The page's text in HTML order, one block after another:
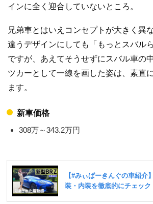
インに全く迎合していないところ。
兄弟車とはいえコンセプトが大きく異
違うデザインにしても「もっとスバル
ですが、あえてそうせずにスバル車の
ツカーとして一線を画した姿は、素直
ます。
新車価格
308万～343.2万円